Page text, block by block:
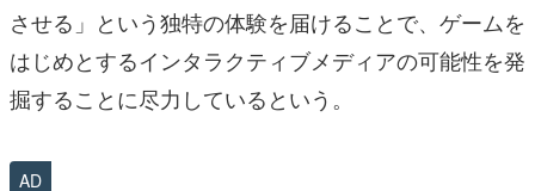
させる」という独特の体験を届けることで、ゲームを
はじめとするインタラクティブメディアの可能性を発
掘することに尽力しているという。
AD